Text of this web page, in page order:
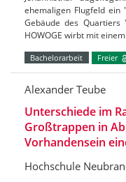
ehemaligen Flugfeld ein
Gebäude des Quartiers
HOWOGE wirbt mit
Bachelorarbeit Freier
Alexander Teube
Unterschiede im
Großtrappen in
Vorhandensein
Hochschule